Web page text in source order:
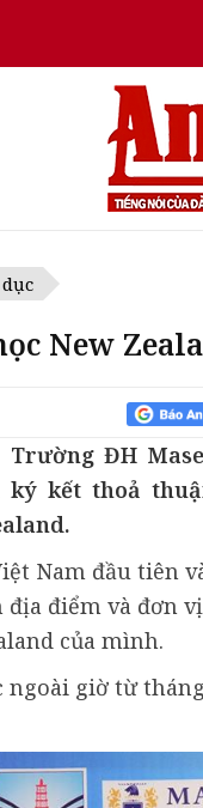
New
Trường ĐH
ký kết thoả
Nam đầu tiên
địa điểm và đơn
của mình.
giờ từ